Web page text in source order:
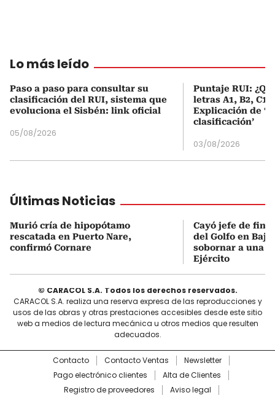
Lo más leído
Paso a paso para consultar su
clasificación del RUI, sistema que
evoluciona el Sisbén: link oficial
05/08/2026
Puntaje RUI:
letras A1, B2, C1
Explicación de
clasificación’
03/08/2026
Últimas Noticias
Murió cría de hipopótamo
rescatada en Puerto Nare,
confirmó Cornare
Cayó jefe de
del Golfo en
sobornar a una
Ejército
© CARACOL S.A. Todos los derechos reservados.
CARACOL S.A. realiza una reserva expresa de las reproducciones y
usos de las obras y otras prestaciones accesibles desde este sitio
web a medios de lectura mecánica u otros medios que resulten
adecuados.
Contacto Contacto Ventas
Newsletter
Pago electrónico clientes
Alta de Clientes
Registro de proveedores
Aviso legal